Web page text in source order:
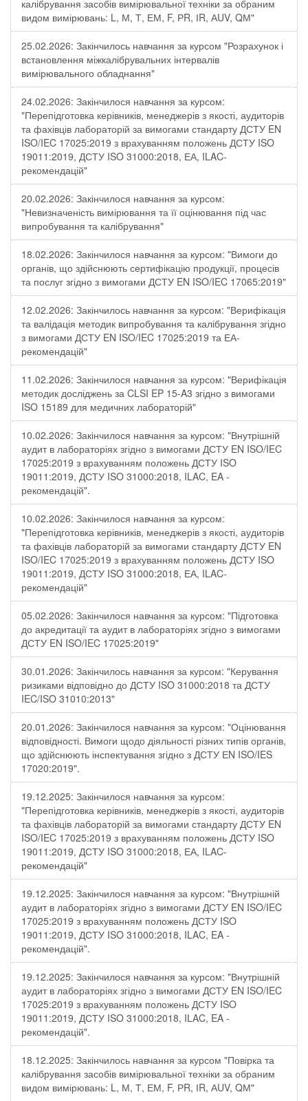
калібрування засобів вимірювальної техніки за обраним
видом вимірювань: L, М, Т, ЕМ, F, РR, ІR, АUV, QМ"
25.02.2026: Закінчилось навчання за курсом "Розрахунок і
встановлення міжкалібрувальних інтервалів
вимірювального обладнання"
24.02.2026: Закінчилося навчання за курсом:
"Перепідготовка керівників, менеджерів з якості, аудиторів
та фахівців лабораторій за вимогами стандарту ДСТУ EN
ISO/IEC 17025:2019 з врахуванням положень ДСТУ ISO
19011:2019, ДСТУ ISO 31000:2018, ЕА, ILAC-
рекомендацій"
20.02.2026: Закінчилося навчання за курсом:
"Невизначеність вимірювання та її оцінювання під час
випробування та калібрування"
18.02.2026: Закінчилося навчання за курсом: "Вимоги до
органів, що здійснюють сертифікацію продукції, процесів
та послуг згідно з вимогами ДСТУ EN ISO/IEC 17065:2019"
12.02.2026: Закінчилось навчання за курсом: "Верифікація
та валідація методик випробування та калібрування згідно
з вимогами ДСТУ EN ISO/IEC 17025:2019 та ЕА-
рекомендацій"
11.02.2026: Закінчилося навчання за курсом: "Верифікація
методик досліджень за CLSI EP 15-A3 згідно з вимогами
ISO 15189 для медичних лабораторій"
10.02.2026: Закінчилося навчання за курсом: "Внутрішній
аудит в лабораторіях згідно з вимогами ДСТУ EN ISO/IEC
17025:2019 з врахуванням положень ДСТУ ISO
19011:2019, ДСТУ ISO 31000:2018, ILAC, EA -
рекомендацій".
10.02.2026: Закінчилося навчання за курсом:
"Перепідготовка керівників, менеджерів з якості, аудиторів
та фахівців лабораторій за вимогами стандарту ДСТУ EN
ISO/IEC 17025:2019 з врахуванням положень ДСТУ ISO
19011:2019, ДСТУ ISO 31000:2018, ЕА, ILAC-
рекомендацій"
05.02.2026: Закінчилося навчання за курсом: "Підготовка
до акредитації та аудит в лабораторіях згідно з вимогами
ДСТУ EN ISO/IEC 17025:2019"
30.01.2026: Закінчилось навчання за курсом: "Керування
ризиками відповідно до ДСТУ ISO 31000:2018 та ДСТУ
IEC/ISO 31010:2013"
20.01.2026: Закінчилося навчання за курсом: "Оцінювання
відповідності. Вимоги щодо діяльності різних типів органів,
що здійснюють інспектування згідно з ДСТУ ЕN ISO/IES
17020:2019".
19.12.2025: Закінчилося навчання за курсом:
"Перепідготовка керівників, менеджерів з якості, аудиторів
та фахівців лабораторій за вимогами стандарту ДСТУ EN
ISO/IEC 17025:2019 з врахуванням положень ДСТУ ISO
19011:2019, ДСТУ ISO 31000:2018, ЕА, ILAC-
рекомендацій"
19.12.2025: Закінчилося навчання за курсом: "Внутрішній
аудит в лабораторіях згідно з вимогами ДСТУ EN ISO/IEC
17025:2019 з врахуванням положень ДСТУ ISO
19011:2019, ДСТУ ISO 31000:2018, ILAC, EA -
рекомендацій".
19.12.2025: Закінчилося навчання за курсом: "Внутрішній
аудит в лабораторіях згідно з вимогами ДСТУ EN ISO/IEC
17025:2019 з врахуванням положень ДСТУ ISO
19011:2019, ДСТУ ISO 31000:2018, ILAC, EA -
рекомендацій".
18.12.2025: Закінчилось навчання за курсом "Повірка та
калібрування засобів вимірювальної техніки за обраним
видом вимірювань: L, М, Т, ЕМ, F, РR, ІR, АUV, QМ"